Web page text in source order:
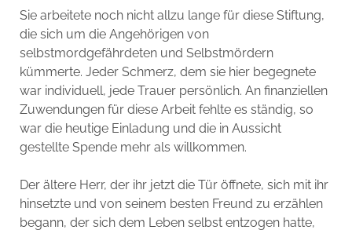
Sie arbeitete noch nicht allzu lange für diese Stiftung,
die sich um die Angehörigen von
selbstmordgefährdeten und Selbstmördern
kümmerte. Jeder Schmerz, dem sie hier begegnete
war individuell, jede Trauer persönlich. An finanziellen
Zuwendungen für diese Arbeit fehlte es ständig, so
war die heutige Einladung und die in Aussicht
gestellte Spende mehr als willkommen.
Der ältere Herr, der ihr jetzt die Tür öffnete, sich mit ihr
hinsetzte und von seinem besten Freund zu erzählen
begann, der sich dem Leben selbst entzogen hatte,